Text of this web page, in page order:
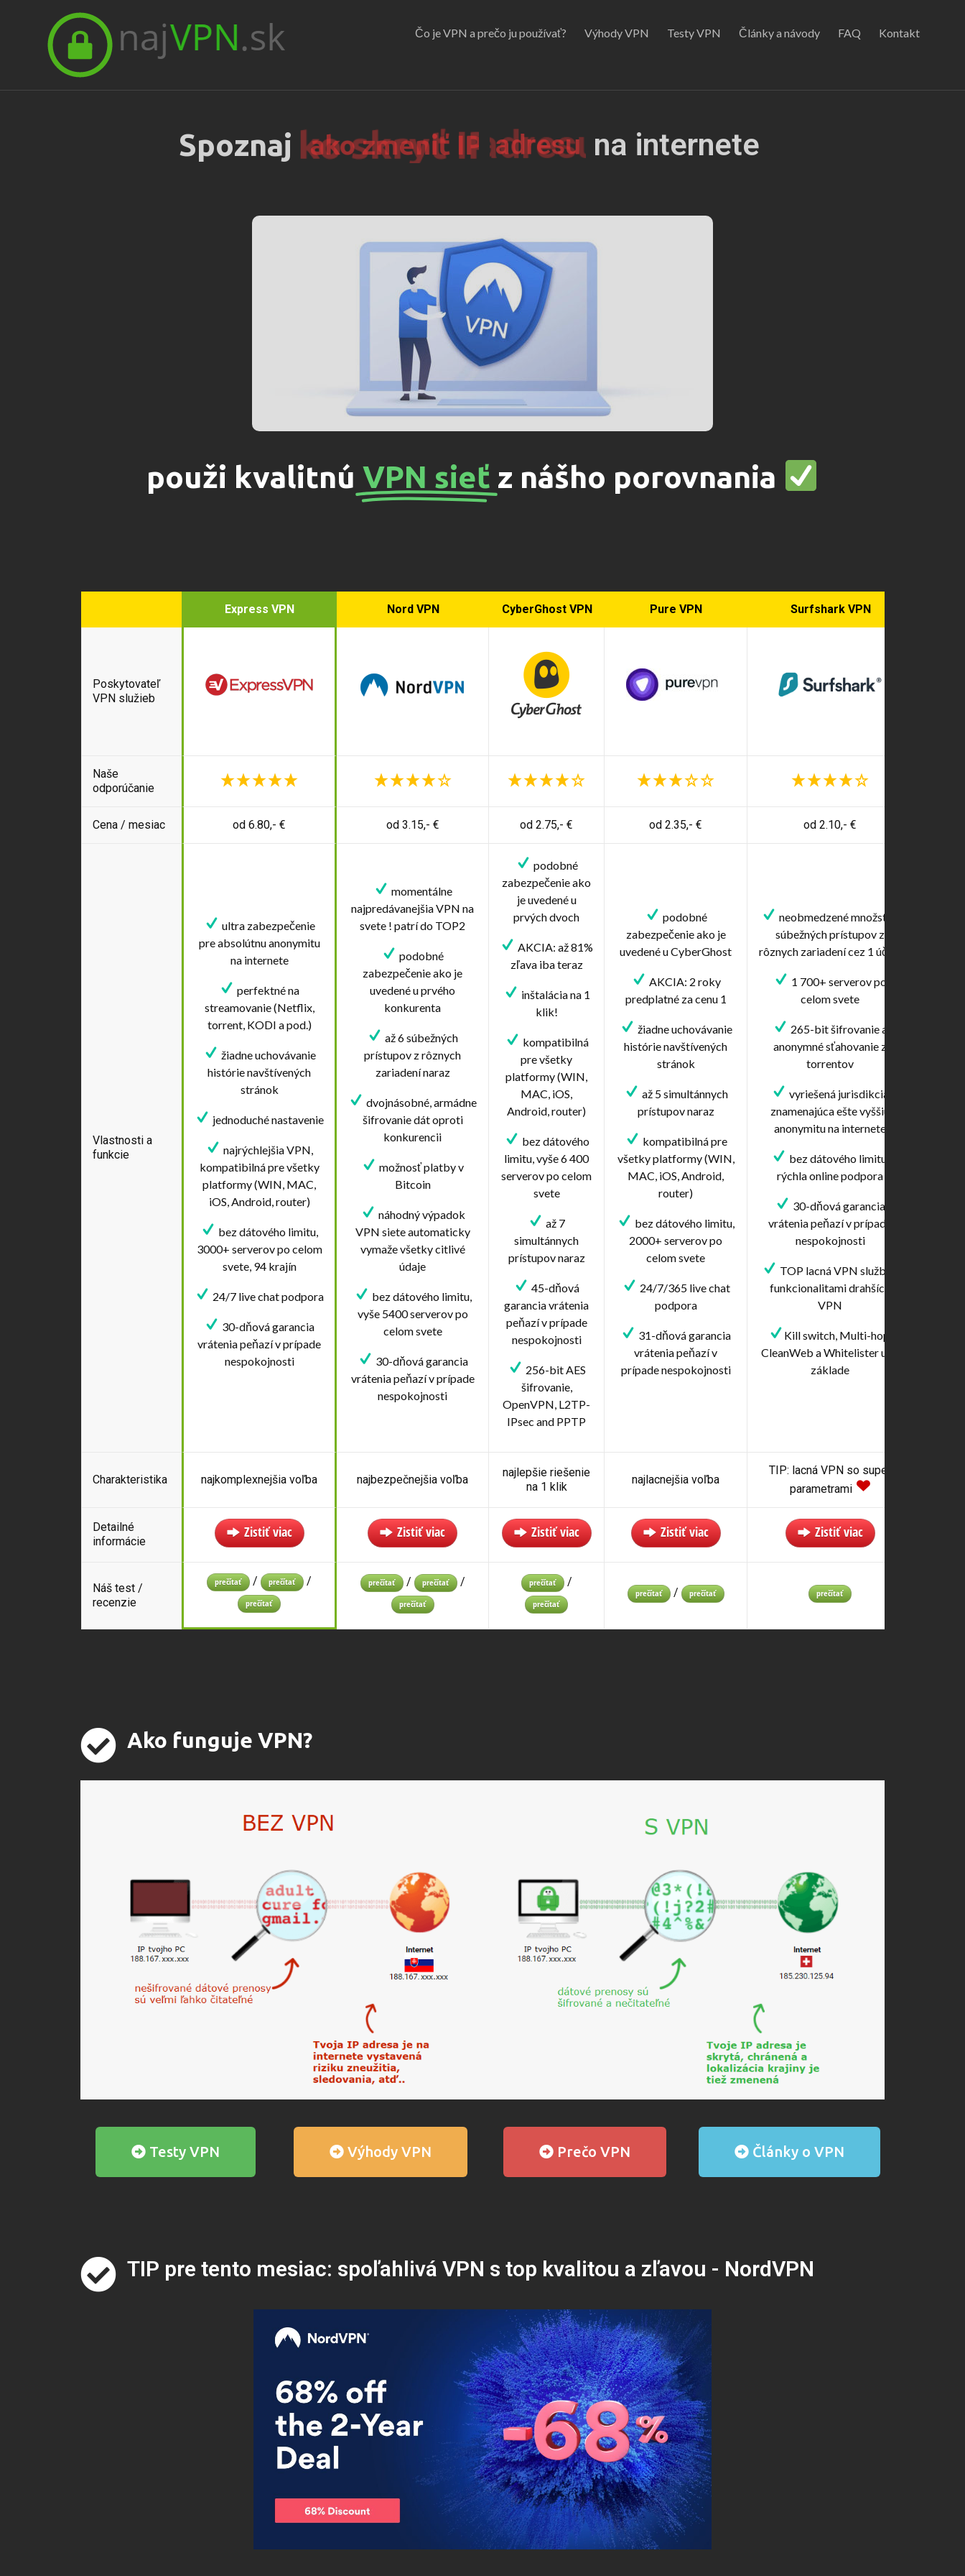
Čo je VPN a prečo ju používať? Výhody VPN Testy VPN Články a návody FAQ Kontakt
Spoznaj ako skryť IP adresu na internete
použi kvalitnú VPN sieť z nášho porovnania
Express VPN Nord VPN CyberGhost VPN Pure VPN Surfshark VPN
Poskytovateľ
VPN služieb
Naše
odporúčanie
Cena / mesiac od 6.80,- € od 3.15,- € od 2.75,- € od 2.35,- € od 2.10,- €
Vlastnosti a
funkcie
ultra zabezpečenie
pre absolútnu anonymitu
na internete
perfektné na
streamovanie (Netflix,
torrent, KODI a pod.)
žiadne uchovávanie
histórie navštívených
stránok
jednoduché nastavenie
najrýchlejšia VPN,
kompatibilná pre všetky
platformy (WIN, MAC,
iOS, Android, router)
bez dátového limitu,
3000+ serverov po celom
svete, 94 krajín
24/7 live chat podpora
30-dňová garancia
vrátenia peňazí v prípade
nespokojnosti
momentálne
najpredávanejšia VPN na
svete ! patrí do TOP2
podobné
zabezpečenie ako je
uvedené u prvého
konkurenta
až 6 súbežných
prístupov z rôznych
zariadení naraz
dvojnásobné, armádne
šifrovanie dát oproti
konkurencii
možnosť platby v
Bitcoin
náhodný výpadok
VPN siete automaticky
vymaže všetky citlivé
údaje
bez dátového limitu,
vyše 5400 serverov po
celom svete
30-dňová garancia
vrátenia peňazí v prípade
nespokojnosti
podobné
zabezpečenie ako
je uvedené u
prvých dvoch
AKCIA: až 81%
zľava iba teraz
inštalácia na 1
klik!
kompatibilná
pre všetky
platformy (WIN,
MAC, iOS,
Android, router)
bez dátového
limitu, vyše 6 400
serverov po celom
svete
až 7
simultánnych
prístupov naraz
45-dňová
garancia vrátenia
peňazí v prípade
nespokojnosti
256-bit AES
šifrovanie,
OpenVPN, L2TP-
IPsec and PPTP
podobné
zabezpečenie ako je
uvedené u CyberGhost
AKCIA: 2 roky
predplatné za cenu 1
žiadne uchovávanie
histórie navštívených
stránok
až 5 simultánnych
prístupov naraz
kompatibilná pre
všetky platformy (WIN,
MAC, iOS, Android,
router)
bez dátového limitu,
2000+ serverov po
celom svete
24/7/365 live chat
podpora
31-dňová garancia
vrátenia peňazí v
prípade nespokojnosti
neobmedzené množstvo
súbežných prístupov z
rôznych zariadení cez 1 účet!
1 700+ serverov po
celom svete
265-bit šifrovanie a
anonymné sťahovanie z
torrentov
vyriešená jurisdikcia
znamenajúca ešte vyššiu
anonymitu na internete
bez dátového limitu,
rýchla online podpora
30-dňová garancia
vrátenia peňazí v prípade
nespokojnosti
TOP lacná VPN služba s
funkcionalitami drahších
VPN
Kill switch, Multi-hop,
CleanWeb a Whitelister už v
základe
Charakteristika najkomplexnejšia voľba najbezpečnejšia voľba
najlepšie riešenie
na 1 klik
najlacnejšia voľba
TIP: lacná VPN so super
parametrami
Detailné
informácie
Zistiť viac Zistiť viac Zistiť viac Zistiť viac Zistiť viac
Náš test /
recenzie
prečítať / prečítať /
prečítať
prečítať / prečítať /
prečítať
prečítať /
prečítať
prečítať / prečítať prečítať
Ako funguje VPN?
Testy VPN Výhody VPN Prečo VPN Články o VPN
TIP pre tento mesiac: spoľahlivá VPN s top kvalitou a zľavou - NordVPN